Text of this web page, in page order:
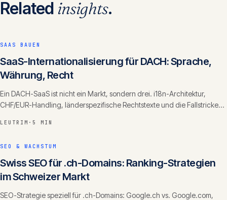
Related insights.
SAAS BAUEN
SaaS-Internationalisierung für DACH: Sprache,
Währung, Recht
Ein DACH-SaaS ist nicht ein Markt, sondern drei. i18n-Architektur,
CHF/EUR-Handling, länderspezifische Rechtstexte und die Fallstricke
LEUTRIM · 5 MIN
SEO & WACHSTUM
Swiss SEO für .ch-Domains: Ranking-Strategien
im Schweizer Markt
SEO-Strategie speziell für .ch-Domains: Google.ch vs. Google.com,